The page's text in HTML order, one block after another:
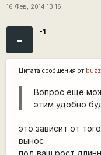
16 Фев, 2014 13:16
- -1
Цитата сообщения от
Вопрос еще
этим удобно
это зависит от
вынос